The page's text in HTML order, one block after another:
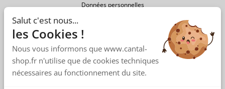
Données personnelles
Conditions générales de vente
Salut c'est nous...
les Cookies !
Nous vous informons que www.cantal-
shop.fr n'utilise que de cookies techniques
nécessaires au fonctionnement du site.